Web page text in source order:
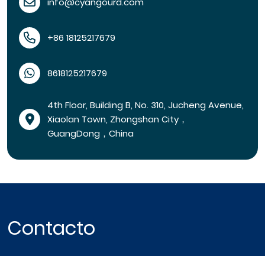
+86 18125217679
8618125217679
4th Floor, Building B, No. 310, Jucheng Avenue,
Xiaolan Town, Zhongshan City，
GuangDong，China
Contacto